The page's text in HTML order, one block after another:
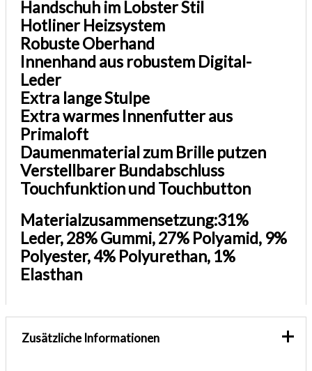
Handschuh im Lobster Stil
Hotliner Heizsystem
Robuste Oberhand
Innenhand aus robustem Digital-
Leder
Extra lange Stulpe
Extra warmes Innenfutter aus
Primaloft
Daumenmaterial zum Brille putzen
Verstellbarer Bundabschluss
Touchfunktion und Touchbutton
Materialzusammensetzung:31%
Leder, 28% Gummi, 27% Polyamid, 9%
Polyester, 4% Polyurethan, 1%
Elasthan
Zusätzliche Informationen